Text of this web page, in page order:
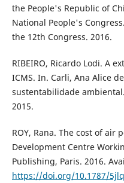
the People's Republic of
National People's
the 12th Congress. 2016.
RIBEIRO, Ricardo Lodi. A
ICMS. In. Carli, Ana Alice
sustentabilidade
2015.
ROY, Rana. The cost of air
Development Centre
Publishing, Paris. 2016.
https://doi.org/10.1787/